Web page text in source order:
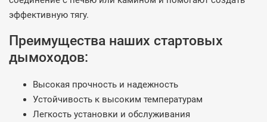
эффективную тягу.
Преимущества наших стартовых
дымоходов:
Высокая прочность и надежность
Устойчивость к высоким температурам
Легкость установки и обслуживания